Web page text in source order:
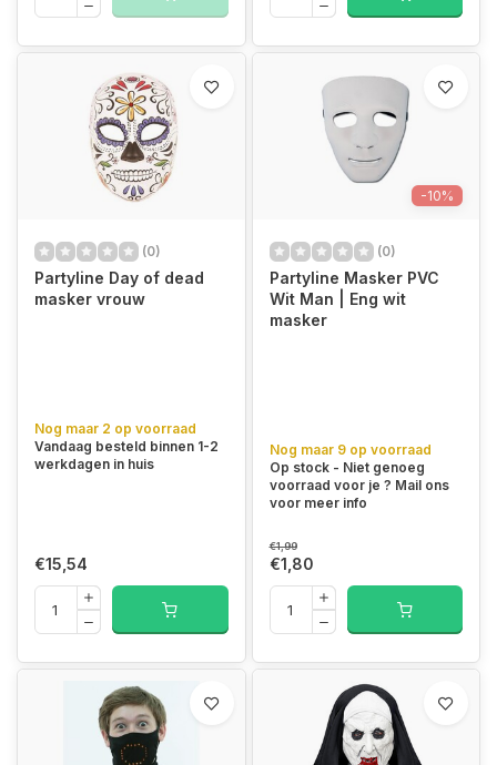
(0)
Partyline Day of dead
masker vrouw
Nog maar 2 op voorraad
Vandaag besteld binnen 1-2
werkdagen in huis
€15,54
-10%
(0)
Partyline Masker PVC
Wit Man | Eng wit
masker
Nog maar 9 op voorraad
Op stock - Niet genoeg
voorraad voor je ? Mail ons
voor meer info
€1,99
€1,80